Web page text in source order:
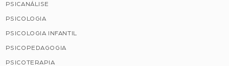
PSICANÁLISE
PSICOLOGIA
PSICOLOGIA INFANTIL
PSICOPEDAGOGIA
PSICOTERAPIA